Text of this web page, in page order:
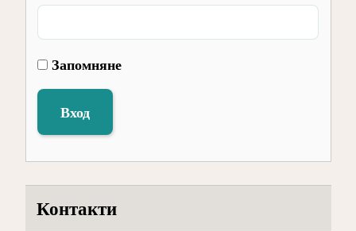
Запомняне
Вход
Контакти